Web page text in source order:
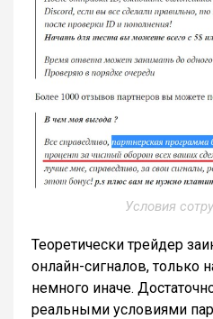
Условия
Теоретически трейдер
онлайн-сигналов, только
немного иначе.
реальными условиями